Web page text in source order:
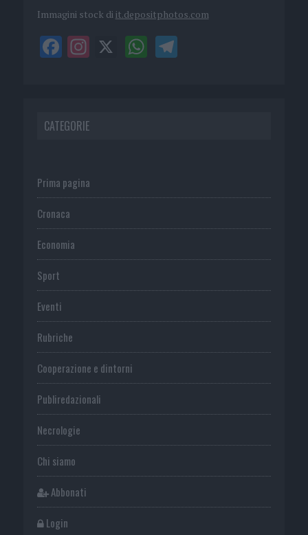
Immagini stock di it.depositphotos.com
CATEGORIE
Prima pagina
Cronaca
Economia
Sport
Eventi
Rubriche
Cooperazione e dintorni
Publiredazionali
Necrologie
Chi siamo
Abbonati
Login